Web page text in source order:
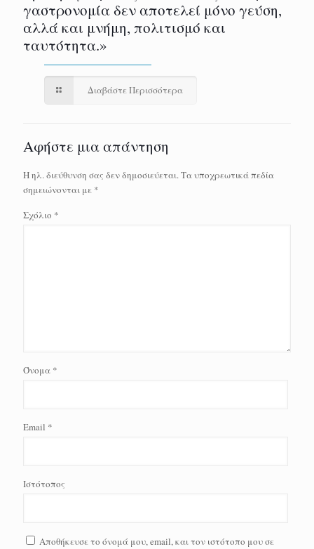
γαστρονομία δεν αποτελεί μόνο γεύση,
αλλά και μνήμη, πολιτισμό και
ταυτότητα.»
Διαβάστε Περισσότερα
Αφήστε μια απάντηση
Η ηλ. διεύθυνση σας δεν δημοσιεύεται.Τα υποχρεωτικά πεδία
σημειώνονται με *
Σχόλιο *
Όνομα *
Email *
Ιστότοπος
Αποθήκευσε το όνομά μου, email, και τον ιστότοπο μου σε